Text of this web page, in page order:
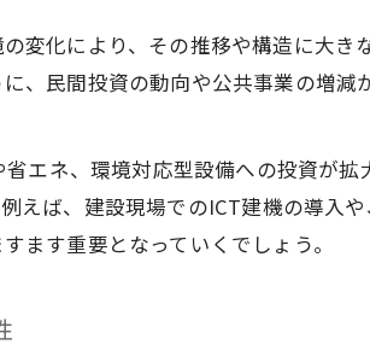
変化により、その推移や構造に大
、民間投資の動向や公共事業の増
エネ、環境対応型設備への投資が
えば、建設現場でのICT建機の導入
ます重要となっていくでしょう。